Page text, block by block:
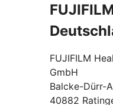
FUJIFILM
GmbH
Balcke-Dürr-
40882